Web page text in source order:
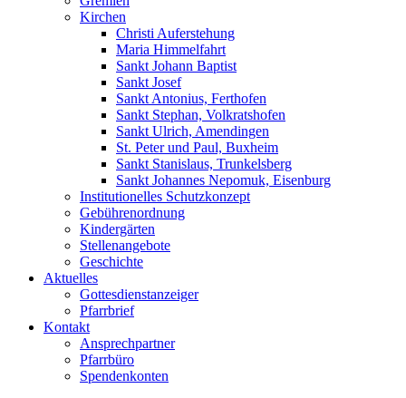
Kirchen
Christi Auferstehung
Maria Himmelfahrt
Sankt Johann Baptist
Sankt Josef
Sankt Antonius, Ferthofen
Sankt Stephan, Volkratshofen
Sankt Ulrich, Amendingen
St. Peter und Paul, Buxheim
Sankt Stanislaus, Trunkelsberg
Sankt Johannes Nepomuk, Eisenburg
Institutionelles Schutzkonzept
Gebührenordnung
Kindergärten
Stellenangebote
Geschichte
Aktuelles
Gottesdienstanzeiger
Pfarrbrief
Kontakt
Ansprechpartner
Pfarrbüro
Spendenkonten